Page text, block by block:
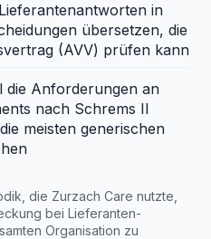
in
übersetzen, die
(AVV) prüfen kann
die Anforderungen an
nach Schrems II
meisten generischen
die Zurzach Care nutzte,
bei Lieferanten-
Organisation zu